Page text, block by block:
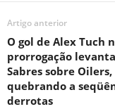
Artigo anterior
O gol de Alex Tuch
prorrogação levanta
Sabres sobre Oilers,
quebrando a
derrotas